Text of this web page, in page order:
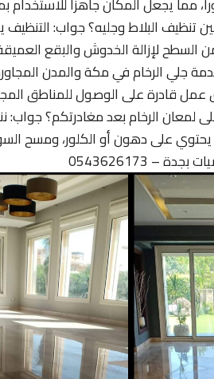
تنظيف البلاط وجليه؟ جواب:
لإزالة الخدوش والبقع العميقة
جلي الرخام في مكة والمدن
عمل قادرة على الوصول للمناطق
على دهون أو الكلور، ومسح
– 0543626173